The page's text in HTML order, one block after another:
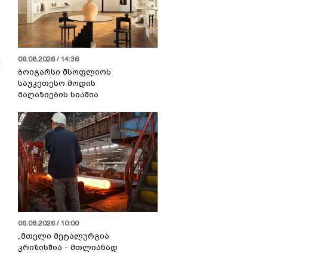
06.08.2026 / 14:36
ბოიგარსი მსოფლიოს
საუკეთესო მოდის
მაღაზიების სიაშია
06.08.2026 / 10:00
„მთელი მეტალურგია
კრიზისშია - მთლიანად